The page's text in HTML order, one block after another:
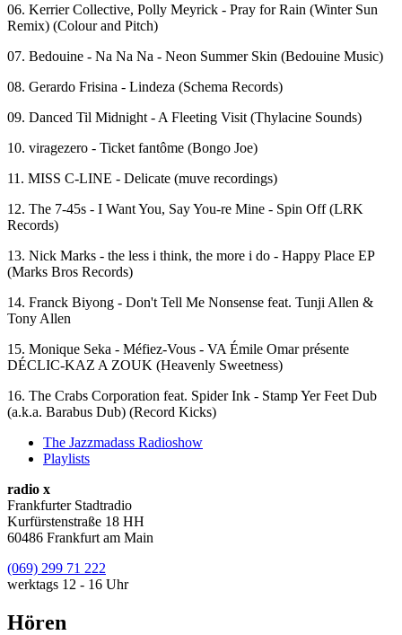
06. Kerrier Collective, Polly Meyrick - Pray for Rain (Winter Sun
Remix) (Colour and Pitch)
07. Bedouine - Na Na Na - Neon Summer Skin (Bedouine Music)
08. Gerardo Frisina - Lindeza (Schema Records)
09. Danced Til Midnight - A Fleeting Visit (Thylacine Sounds)
10. viragezero - Ticket fantôme (Bongo Joe)
11. MISS C-LINE - Delicate (muve recordings)
12. The 7-45s - I Want You, Say You-re Mine - Spin Off (LRK
Records)
13. Nick Marks - the less i think, the more i do - Happy Place EP
(Marks Bros Records)
14. Franck Biyong - Don't Tell Me Nonsense feat. Tunji Allen &
Tony Allen
15. Monique Seka - Méfiez-Vous - VA Émile Omar présente
DÉCLIC-KAZ A ZOUK (Heavenly Sweetness)
16. The Crabs Corporation feat. Spider Ink - Stamp Yer Feet Dub
(a.k.a. Barabus Dub) (Record Kicks)
The Jazzmadass Radioshow
Playlists
radio x
Frankfurter Stadtradio
Kurfürstenstraße 18 HH
60486 Frankfurt am Main
(069) 299 71 222
werktags 12 - 16 Uhr
Hören